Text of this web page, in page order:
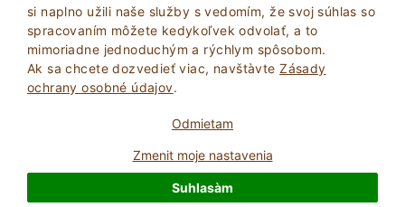
si naplno užili naše služby s vedomím, že svoj súhlas so
spracovaním môžete kedykoľvek odvolať, a to
mimoriadne jednoduchým a rýchlym spôsobom.
Ak sa chcete dozvedieť viac, navštà­vteZásady
ochrany osobné údajov.
Odmietam
Zmenit moje nastavenia
Suhlasàm
Viac Informácií
Zariadenie
Výnimočné